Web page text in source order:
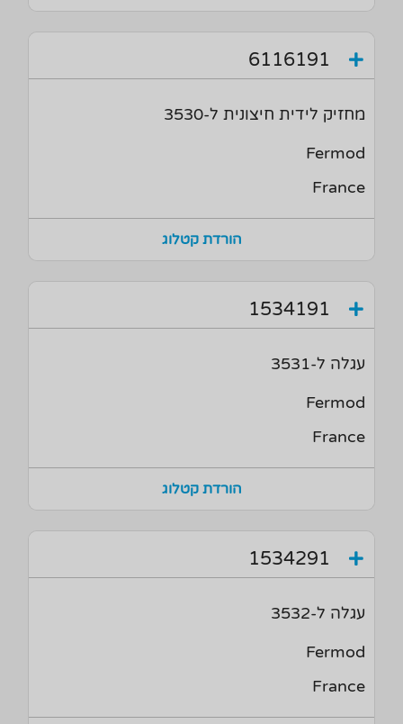
6116191
מחזיק לידית חיצונית ל-3530
Fermod
France
הורדת קטלוג
1534191
עגלה ל-3531
Fermod
France
הורדת קטלוג
1534291
עגלה ל-3532
Fermod
France